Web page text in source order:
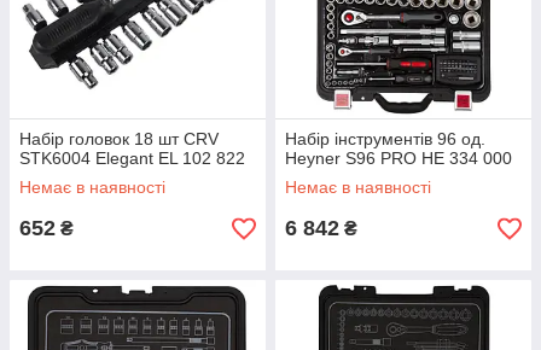
Набір головок 18 шт CRV
STK6004 Elegant EL 102 822
Немає в наявності
652 ₴
Набір інструментів 96 од.
Heyner S96 PRO НЕ 334 000
Немає в наявності
6 842 ₴